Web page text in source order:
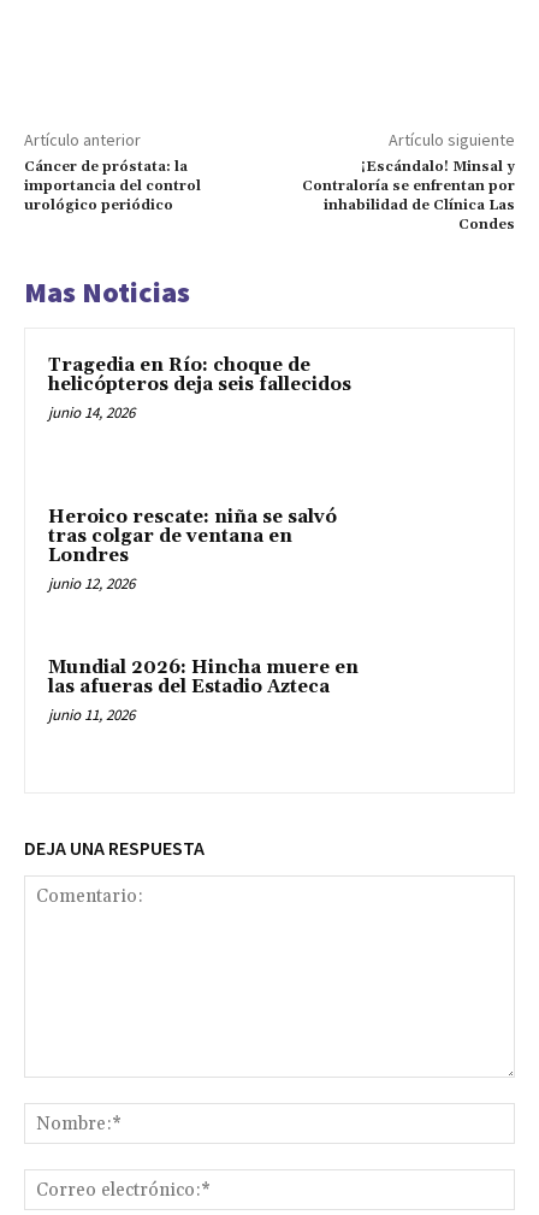
Artículo anterior
Cáncer de próstata: la
importancia del control
urológico periódico
Artículo siguiente
¡Escándalo! Minsal y
Contraloría se enfrentan por
inhabilidad de Clínica Las
Condes
Mas Noticias
Tragedia en Río: choque de
helicópteros deja seis fallecidos
junio 14, 2026
Heroico rescate: niña se salvó
tras colgar de ventana en
Londres
junio 12, 2026
Mundial 2026: Hincha muere en
las afueras del Estadio Azteca
junio 11, 2026
DEJA UNA RESPUESTA